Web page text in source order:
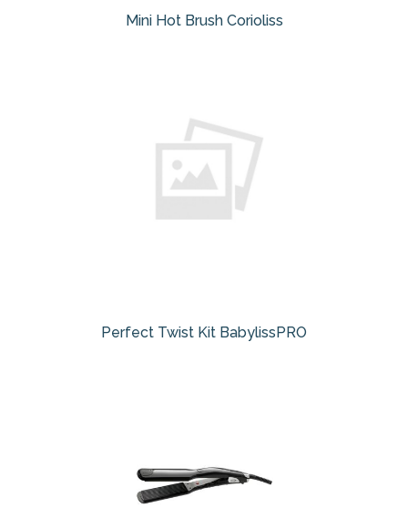
Mini Hot Brush Corioliss
Perfect Twist Kit BabylissPRO